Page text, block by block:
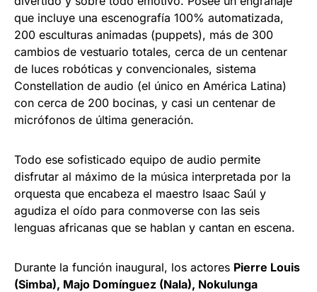
que incluye una escenografía 100% automatizada,
200 esculturas animadas (puppets), más de 300
cambios de vestuario totales, cerca de un centenar
de luces robóticas y convencionales, sistema
Constellation de audio (el único en América Latina)
con cerca de 200 bocinas, y casi un centenar de
micrófonos de última generación.
Todo ese sofisticado equipo de audio permite
disfrutar al máximo de la música interpretada por la
orquesta que encabeza el maestro Isaac Saúl y
agudiza el oído para conmoverse con las seis
lenguas africanas que se hablan y cantan en escena.
Durante la función inaugural, los actores Pierre Louis
(Simba), Majo Domínguez (Nala), Nokulunga